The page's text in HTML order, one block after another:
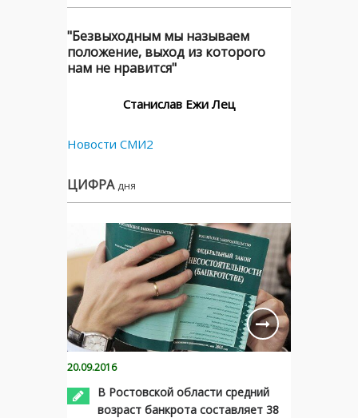
"Безвыходным мы называем
положение, выход из которого
нам не нравится"
Станислав Ежи Лец
Новости СМИ2
ЦИФРА дня
20.09.2016
В Ростовской области средний
возраст банкрота составляет 38